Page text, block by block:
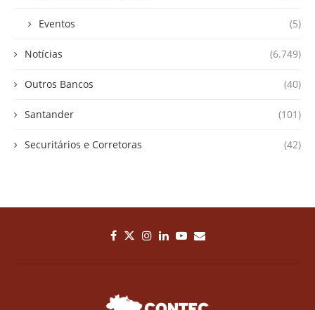
Eventos (5)
Notícias (6.749)
Outros Bancos (40)
Santander (101)
Securitários e Corretoras (42)